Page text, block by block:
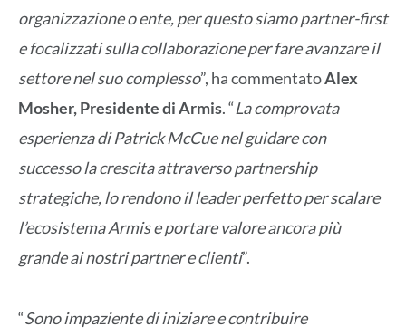
organizzazione o ente, per questo siamo partner-first
e focalizzati sulla collaborazione per fare avanzare il
settore nel suo complesso”, ha commentatoAlex
Mosher, Presidente di Armis. “La comprovata
esperienza di Patrick McCue nel guidare con
successo la crescita attraverso partnership
strategiche, lo rendono il leader perfetto per scalare
l’ecosistema Armis e portare valore ancora più
grande ai nostri partner e clienti”.
“Sono impaziente di iniziare e contribuire